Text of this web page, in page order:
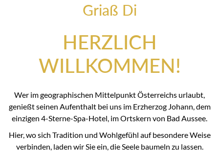
Griaß Di
HERZLICH
WILLKOMMEN!
Wer im geographischen Mittelpunkt Österreichs urlaubt,
genießt seinen Aufenthalt bei uns im Erzherzog Johann, dem
einzigen 4-Sterne-Spa-Hotel, im Ortskern von Bad Aussee.
Hier, wo sich Tradition und Wohlgefühl auf besondere Weise
verbinden, laden wir Sie ein, die Seele baumeln zu lassen.